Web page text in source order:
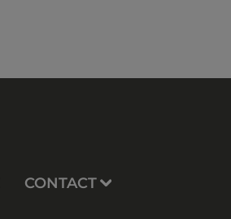
CONTACT